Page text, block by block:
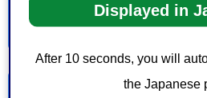
Displayed in
After 10 seconds, you will
the Japanese
より良いウェブサイトにする